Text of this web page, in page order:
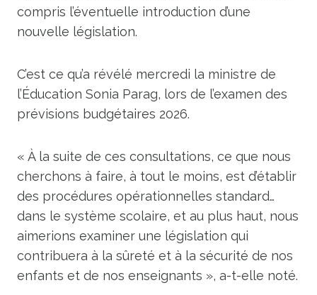
compris l’éventuelle introduction d’une
nouvelle législation.
C’est ce qu’a révélé mercredi la ministre de
l’Éducation Sonia Parag, lors de l’examen des
prévisions budgétaires 2026.
« À la suite de ces consultations, ce que nous
cherchons à faire, à tout le moins, est d’établir
des procédures opérationnelles standard…
dans le système scolaire, et au plus haut, nous
aimerions examiner une législation qui
contribuera à la sûreté et à la sécurité de nos
enfants et de nos enseignants », a-t-elle noté.